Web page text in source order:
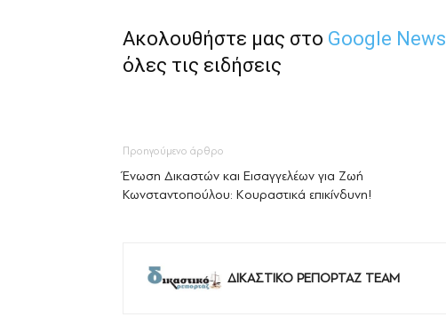
Ακολουθήστε μας στο Google News
όλες τις ειδήσεις
Προηγούμενο άρθρο
Ένωση Δικαστών και Εισαγγελέων για Ζωή
Κωνσταντοπούλου: Κουραστικά επικίνδυνη!
ΔΙΚΑΣΤΙΚΟ ΡΕΠΟΡΤΑΖ TEAM